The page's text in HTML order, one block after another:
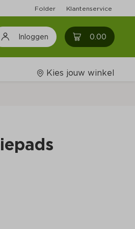
Folder Klantenservice
Inloggen 0.00 0
Kies jouw winkel